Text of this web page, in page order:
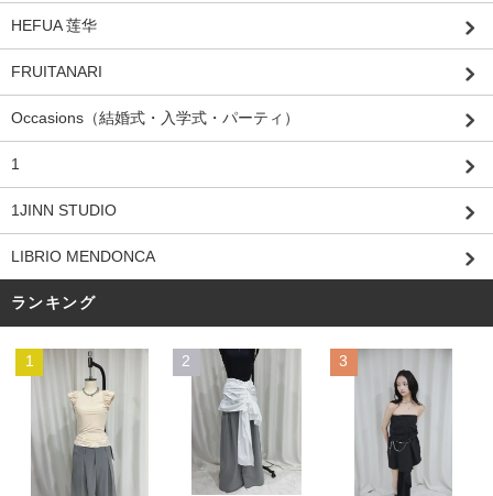
HEFUA 莲华
FRUITANARI
Occasions（結婚式・入学式・パーティ）
1
1JINN STUDIO
LIBRIO MENDONCA
ランキング
1 2 3